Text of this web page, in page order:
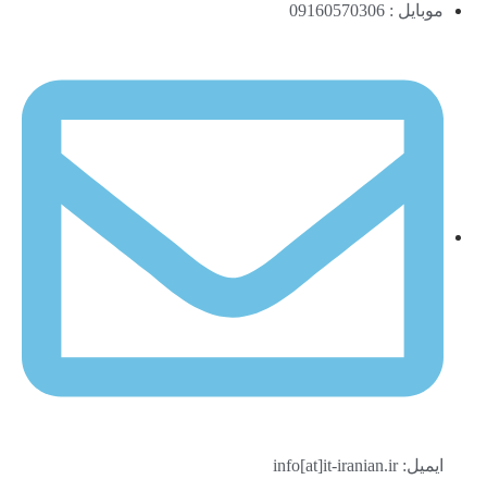
موبایل : 09160570306
ایمیل: info[at]it-iranian.ir